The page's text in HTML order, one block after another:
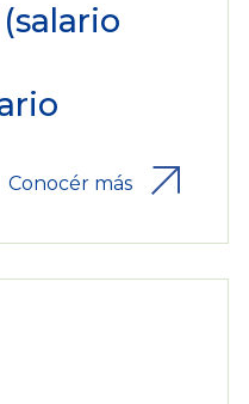
Conocér más